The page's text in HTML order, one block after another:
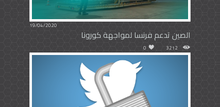
19/04/2020
الصين تدعم فرنسا لمواجهة كورونا
3212
0